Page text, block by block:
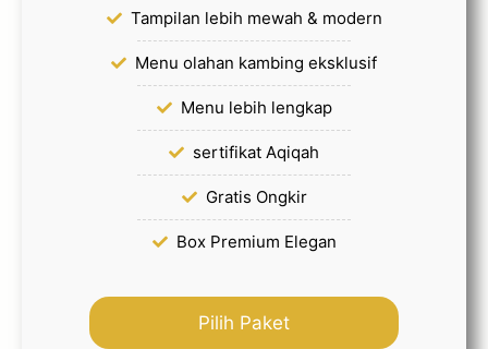
Tampilan lebih mewah & modern
Menu olahan kambing eksklusif
Menu lebih lengkap
sertifikat Aqiqah
Gratis Ongkir
Box Premium Elegan
Pilih Paket